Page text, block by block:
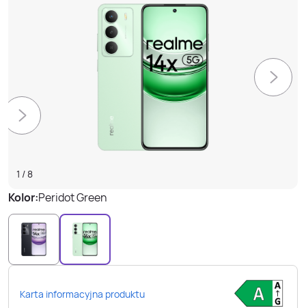
1 / 8
Kolor:Peridot Green
Karta informacyjna produktu